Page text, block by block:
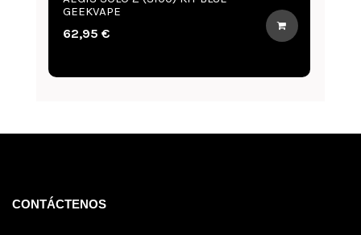
GEEKVAPE
62,95 €
CONTÁCTENOS